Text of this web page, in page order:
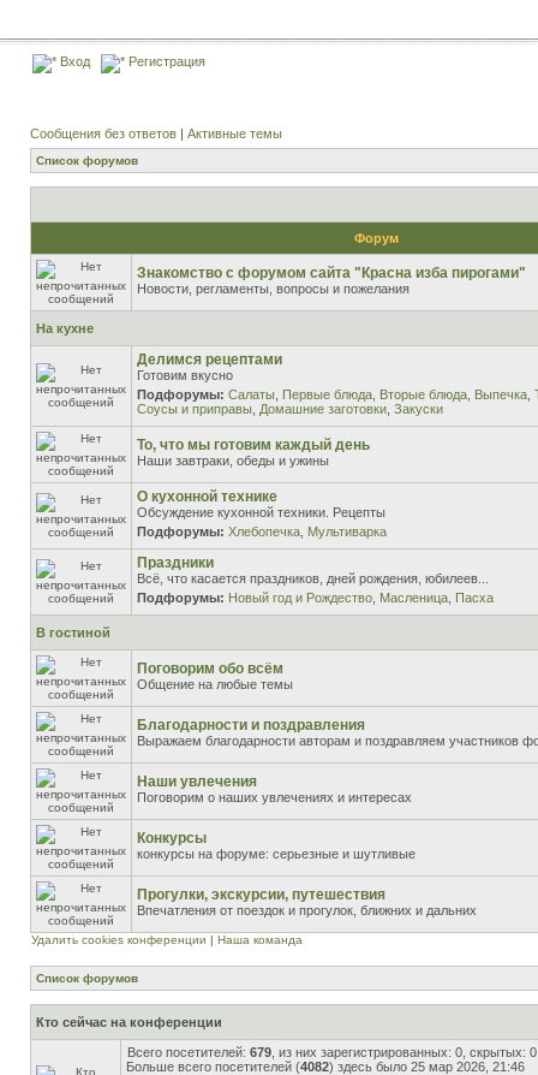
Вход Регистрация
Сообщения без ответов | Активные темы
Список форумов
Форум
Знакомство с форумом сайта "Красна изба пирогами"
Новости, регламенты, вопросы и пожелания
На кухне
Делимся рецептами
Готовим вкусно
Подфорумы: Салаты Первые блюда Вторые блюда Выпечка
Соусы и приправы Домашние заготовки Закуски
То, что мы готовим каждый день
Наши завтраки, обеды и ужины
О кухонной технике
Обсуждение кухонной техники. Рецепты
Подфорумы: Хлебопечка Мультиварка
Праздники
Всё, что касается праздников, дней рождения, юбилеев...
Подфорумы: Новый год и Рождество Масленица Пасха
В гостиной
Поговорим обо всём
Общение на любые темы
Благодарности и поздравления
Выражаем благодарности авторам и поздравляем участников
Наши увлечения
Поговорим о наших увлечениях и интересах
Конкурсы
конкурсы на форуме: серьезные и шутливые
Прогулки, экскурсии, путешествия
Впечатления от поездок и прогулок, ближних и дальних
Удалить cookies конференции | Наша команда
Список форумов
Кто сейчас на конференции
Всего посетителей: 679 , из них зарегистрированных: 0, скрытых:
Больше всего посетителей (4082) здесь было 25 мар 2026, 21:46